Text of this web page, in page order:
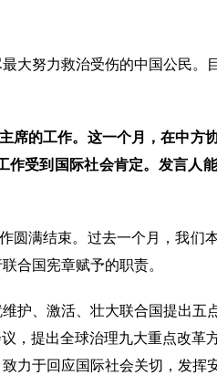
大努力救治受伤的中国公民。
席的工作。这一个月，在中方
受到国际社会肯定。发言人
圆满结束。过去一个月，我们
合国宪章赋予的职责。
护、激活、壮大联合国提出五
，提出全球治理九大重点改革
力于回应国际社会关切，发挥